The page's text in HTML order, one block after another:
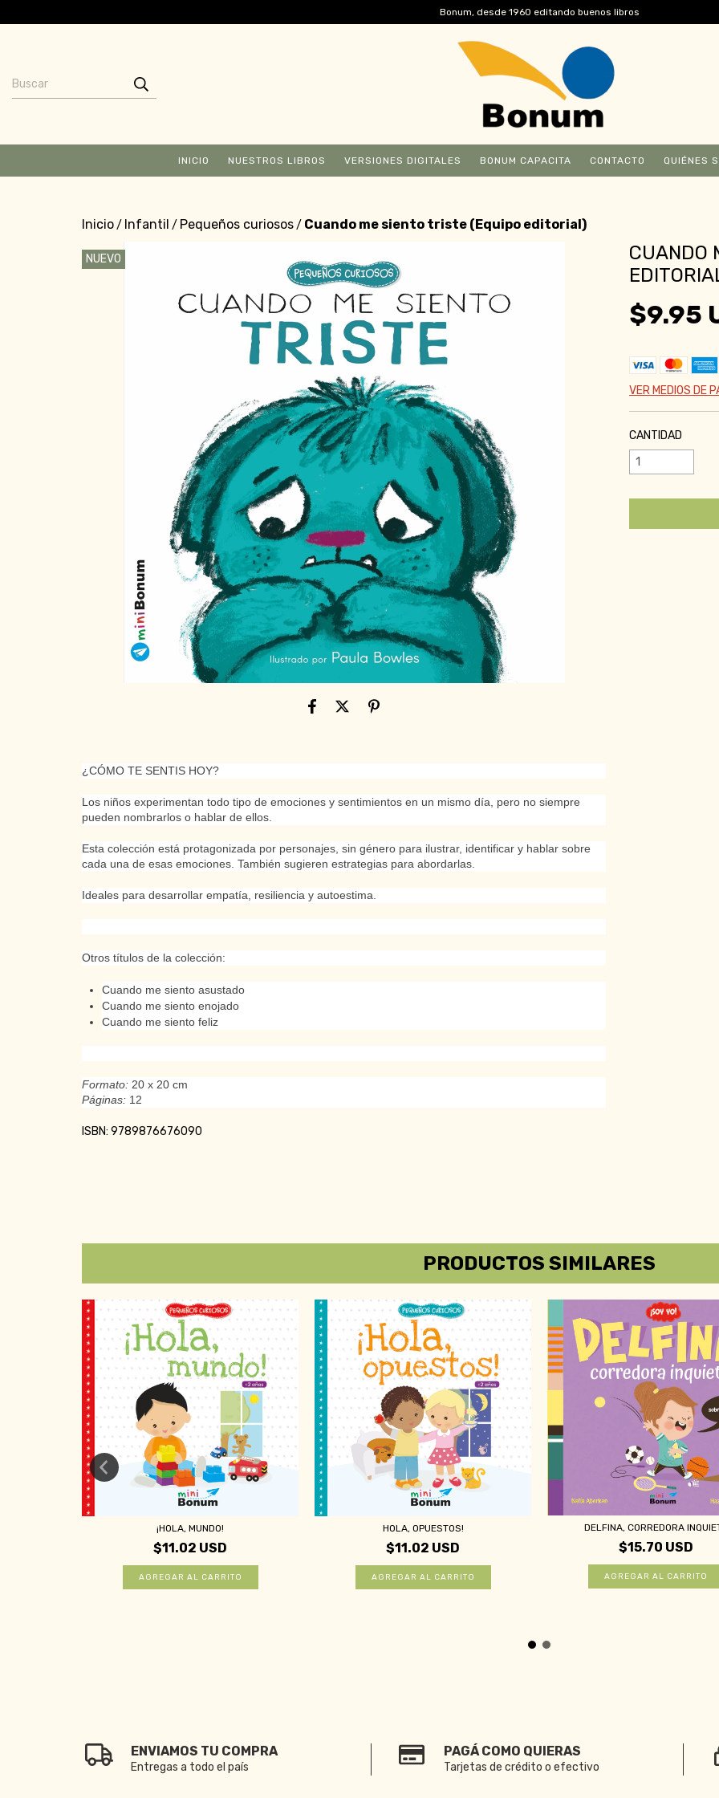
Bonum, desde 1960 editando buenos libros
INICIO NUESTROS LIBROS VERSIONES DIGITALES BONUM CAPACITA CONTACTO QUIÉNES
Inicio/ Infantil / Pequeños curiosos/ Cuando me siento triste (Equipo editorial)
NUEVO
¿CÓMO TE SENTIS HOY?
Los niños experimentan todo tipo de emociones y sentimientos en un mismo día, pero no siempre
pueden nombrarlos o hablar de ellos.
Esta colección está protagonizada por personajes, sin género para ilustrar, identificar y hablar sobre
cada una de esas emociones. También sugieren estrategias para abordarlas.
Ideales para desarrollar empatía, resiliencia y autoestima.
Otros títulos de la colección:
Cuando me siento asustado
Cuando me siento enojado
Cuando me siento feliz
Formato: 20 x 20 cm
Páginas: 12
ISBN: 9789876676090
CUANDO
$9.95
VER MEDIOS DE
CANTIDAD
PRODUCTOS SIMILARES
¡HOLA, MUNDO!
$11.02 USD
HOLA, OPUESTOS!
$11.02 USD
DELFINA, CORREDORA
$15.70 USD
ENVIAMOS TU COMPRA
Entregas a todo el país
PAGÁ COMO QUIERAS
Tarjetas de crédito o efectivo